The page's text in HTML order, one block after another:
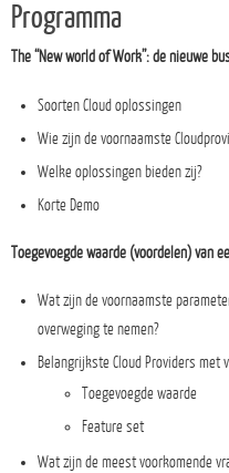
Programma
The “New world of Work”: de nieuwe
Soorten Cloud oplossingen
Wie zijn de voornaamste
Welke oplossingen bieden zij?
Korte Demo
Toegevoegde waarde (voordelen) van
Wat zijn de voornaamste
overweging te nemen?
Belangrijkste Cloud Providers met
Toegevoegde waarde
Feature set
Wat zijn de meest voorkomende